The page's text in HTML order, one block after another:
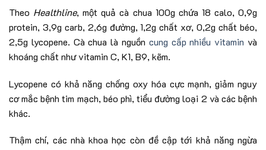
Theo Healthline, một quả cà chua 100g chứa 18 calo, 0,9g
protein, 3,9g carb, 2,6g đường, 1,2g chất xơ, 0,2g chất béo,
2,5g lycopene. Cà chua là nguồn cung cấp nhiều vitamin và
khoáng chất như vitamin C, K1, B9, kẽm.
Lycopene có khả năng chống oxy hóa cực mạnh, giảm nguy
cơ mắc bệnh tim mạch, béo phì, tiểu đường loại 2 và các bệnh
khác.
Thậm chí, các nhà khoa học còn đề cập tới khả năng ngừa